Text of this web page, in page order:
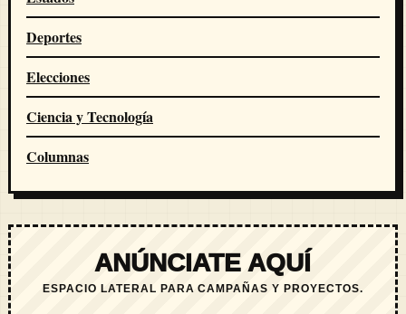
Deportes
Elecciones
Ciencia y Tecnología
Columnas
ANÚNCIATE AQUÍ
ESPACIO LATERAL PARA CAMPAÑAS Y PROYECTOS.